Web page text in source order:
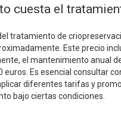
cuesta el
tratamiento de
Este precio
el mantenimiento anual
euros. Es esencial consultar
diferentes tarifas y
bajo ciertas condiciones.